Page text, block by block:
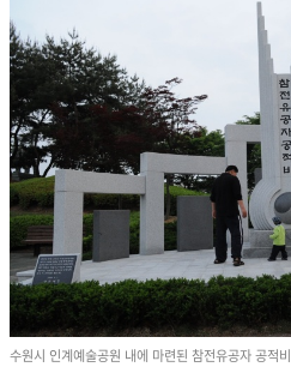
수원시 인계예술공원 내에 마련된 참전유공자 공적비